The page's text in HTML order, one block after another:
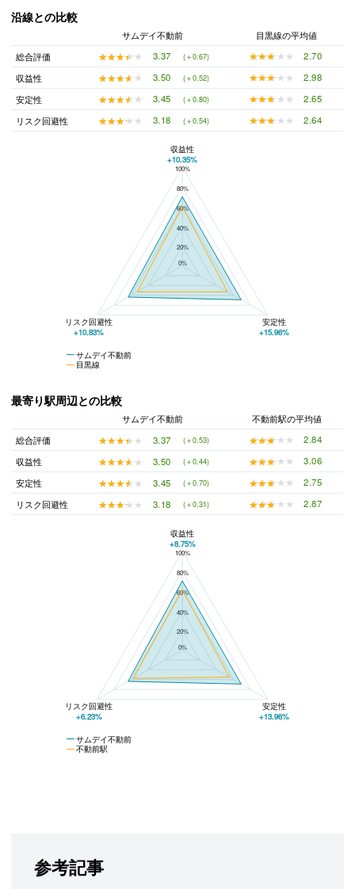
沿線との比較
サムデイ不動前
目黒線の平均値
総合評価
★★★★★
★★★★★ 3.37 (＋0.67) ★★★★★
★★★★★
2.70
収益性
★★★★★
★★★★★ 3.50 (＋0.52) ★★★★★
★★★★★
2.98
安定性
★★★★★
★★★★★ 3.45 (＋0.80) ★★★★★
★★★★★
2.65
リスク回避性
★★★★★
★★★★★ 3.18 (＋0.54) ★★★★★
★★★★★ 2.64
サムデイ不動前と目黒線の平均値の総合評価の比較
100%
80%
60%
40%
20%
0%
サムデイ不動前
目黒線
収益性
+10.35%
リスク回避性
+10.83%
安定性
+15.96%
最寄り駅周辺との比較
サムデイ不動前
不動前駅の平均値
総合評価
★★★★★
★★★★★ 3.37 (＋0.53) ★★★★★
★★★★★
2.84
収益性
★★★★★
★★★★★ 3.50 (＋0.44) ★★★★★
★★★★★
3.06
安定性
★★★★★
★★★★★ 3.45 (＋0.70) ★★★★★
★★★★★
2.75
リスク回避性
★★★★★
★★★★★ 3.18 (＋0.31) ★★★★★
★★★★★ 2.87
サムデイ不動前と不動前駅の平均値の総合評価の比較
100%
80%
60%
40%
20%
0%
サムデイ不動前
不動前駅
収益性
+8.75%
リスク回避性
+6.23%
安定性
+13.96%
参考記事